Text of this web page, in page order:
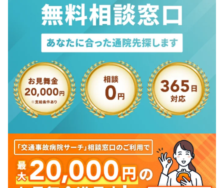
日本整形外科学会認定スポーツ医
日本障がい者スポーツ協会公認障がい者スポーツ医
Performance Enhancement Specialist (National
Academy of Sports Medicine)
Corrective Exercise Specialist (National Academy of
Sports Medicine)
日本医師会認定産業医
ロコモアドバイスドクター
TWOLAPSチームドクター（陸上）
LADORĒメディカルアドバイザー
日本陸上連盟医事委員
株式会社スポーツ医学 代表取締役
株式会社Mesign 顧問
株式会社うごきのクリニック 取締役
AuB株式会社 顧問ドクター
株式会社富士急ハイランド 医療顧問
株式会社リハサク メディカルアドバイザー